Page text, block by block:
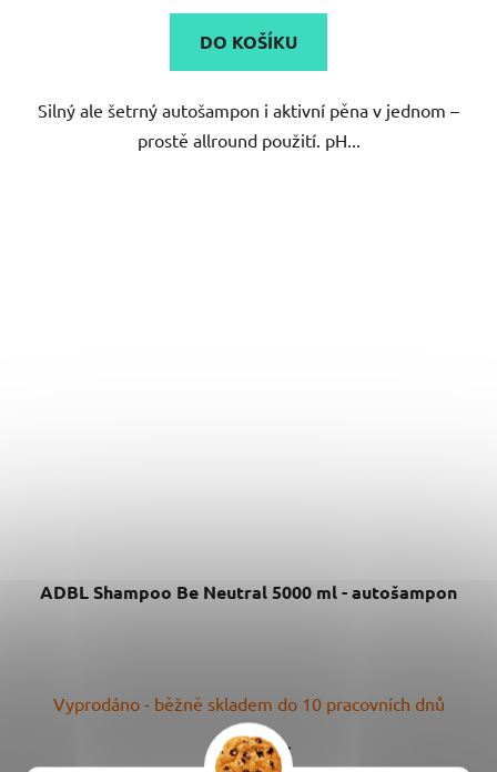
5,0
z
hvězdiček.
DO KOŠÍKU
Silný ale šetrný autošampon i aktivní pěna v jednom –
prostě allround použití. pH...
ADBL Shampoo Be Neutral 5000 ml - autošampon
Vyprodáno - běžně skladem do 10 pracovních dnů
1 190 Kč